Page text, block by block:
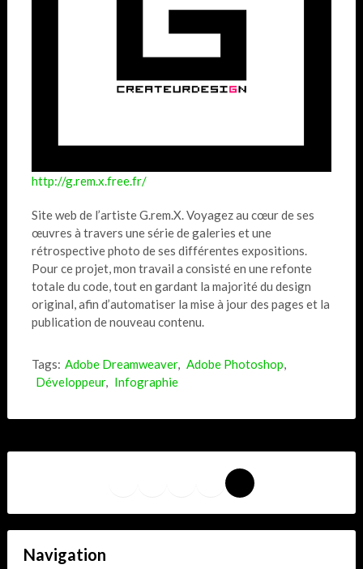
http://g.rem.x.free.fr/
Site web de l’artiste G.rem.X. Voyagez au cœur de ses
œuvres à travers une série de galeries et une
rétrospective photo de ses différentes expositions.
Pour ce projet, mon travail a consisté en une refonte
totale du code, tout en gardant la majorité du design
original, afin d’automatiser la mise à jour des pages et la
publication de nouveau contenu.
Tags: Adobe Dreamweaver, Adobe Photoshop,
Développeur, Infographie
YouTubeTumblr
Pixelfed
Navigation